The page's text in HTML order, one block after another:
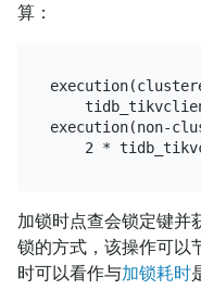
算：
execution(non-
加锁时点查会锁定键并
锁的方式，该操作可以
时可以看作与加锁耗时